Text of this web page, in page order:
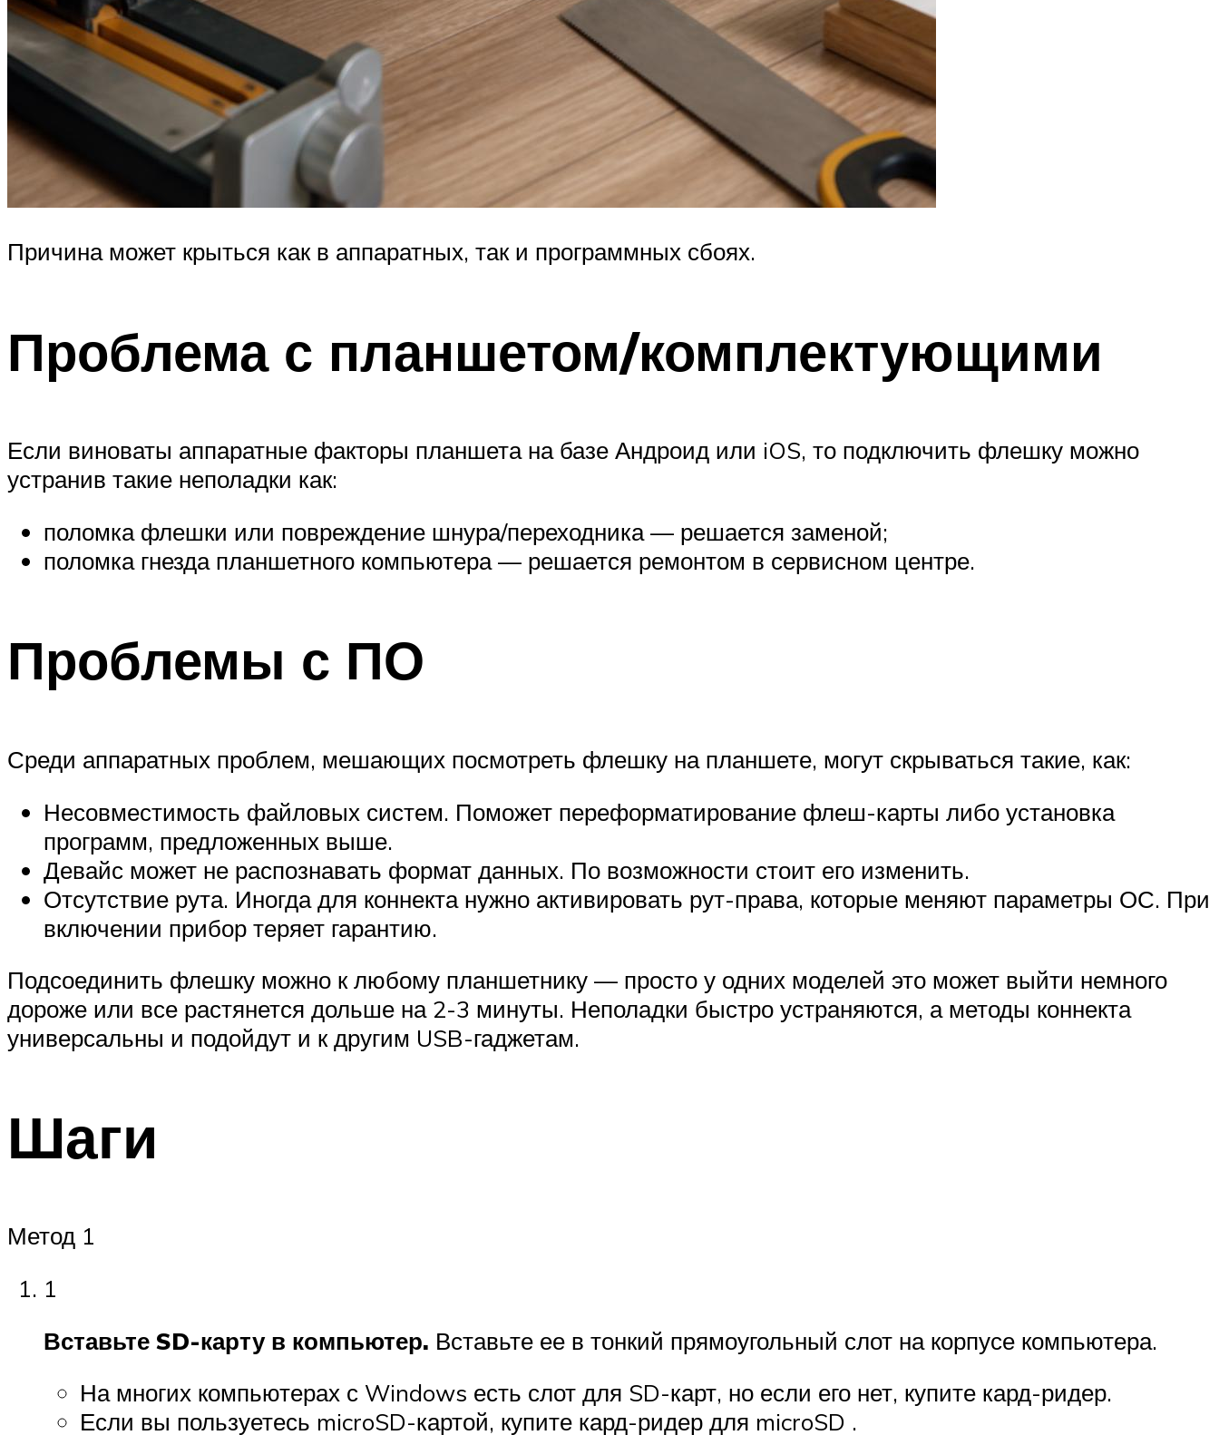
Причина может крыться как в аппаратных, так и программных сбоях.
Проблема с планшетом/комплектующими
Если виноваты аппаратные факторы планшета на базе Андроид или iOS, то подключить флешку можно
устранив такие неполадки как:
поломка флешки или повреждение шнура/переходника — решается заменой;
поломка гнезда планшетного компьютера — решается ремонтом в сервисном центре.
Проблемы с ПО
Среди аппаратных проблем, мешающих посмотреть флешку на планшете, могут скрываться такие, как:
Несовместимость файловых систем. Поможет переформатирование флеш-карты либо установка
программ, предложенных выше.
Девайс может не распознавать формат данных. По возможности стоит его изменить.
Отсутствие рута. Иногда для коннекта нужно активировать рут-права, которые меняют параметры ОС. При
включении прибор теряет гарантию.
Подсоединить флешку можно к любому планшетнику — просто у одних моделей это может выйти немного
дороже или все растянется дольше на 2-3 минуты. Неполадки быстро устраняются, а методы коннекта
универсальны и подойдут и к другим USB-гаджетам.
Шаги
Метод 1
1
Вставьте SD-карту в компьютер. Вставьте ее в тонкий прямоугольный слот на корпусе компьютера.
На многих компьютерах с Windows есть слот для SD-карт, но если его нет, купите кард-ридер.
Если вы пользуетесь microSD-картой, купите кард-ридер для microSD .